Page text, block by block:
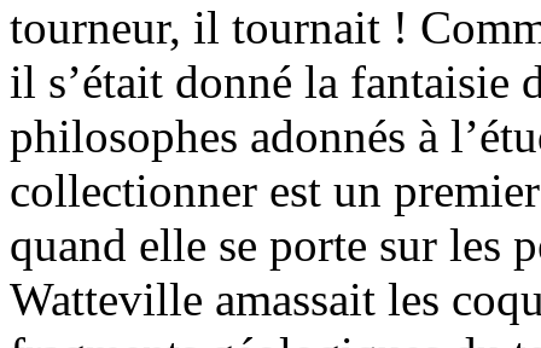
tourneur, il tournait !
il s’était donné la fantaisie
philosophes adonnés à
collectionner est un
quand elle se porte sur les
Watteville amassait les